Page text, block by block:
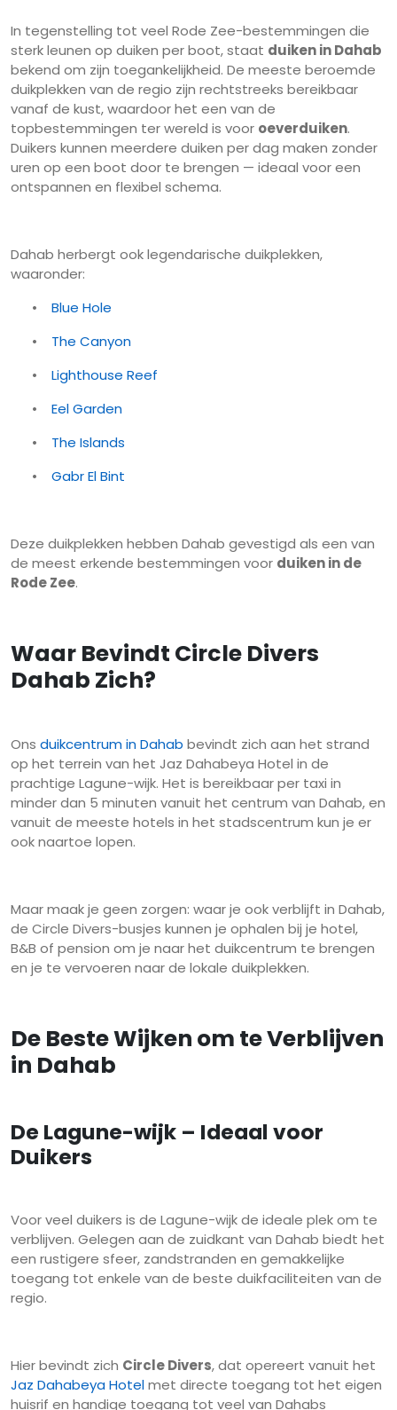
In tegenstelling tot veel Rode Zee-bestemmingen die
sterk leunen op duiken per boot, staat duiken in Dahab
bekend om zijn toegankelijkheid. De meeste beroemde
duikplekken van de regio zijn rechtstreeks bereikbaar
vanaf de kust, waardoor het een van de
topbestemmingen ter wereld is voor oeverduiken.
Duikers kunnen meerdere duiken per dag maken zonder
uren op een boot door te brengen — ideaal voor een
ontspannen en flexibel schema.
Dahab herbergt ook legendarische duikplekken,
waaronder:
•
Blue Hole
•
The Canyon
•
Lighthouse Reef
•
Eel Garden
•
The Islands
•
Gabr El Bint
Deze duikplekken hebben Dahab gevestigd als een van
de meest erkende bestemmingen voor duiken in de
Rode Zee.
Waar Bevindt Circle Divers
Dahab Zich?
Ons duikcentrum in Dahab bevindt zich aan het strand
op het terrein van het Jaz Dahabeya Hotel in de
prachtige Lagune-wijk. Het is bereikbaar per taxi in
minder dan 5 minuten vanuit het centrum van Dahab, en
vanuit de meeste hotels in het stadscentrum kun je er
ook naartoe lopen.
Maar maak je geen zorgen: waar je ook verblijft in Dahab,
de Circle Divers-busjes kunnen je ophalen bij je hotel,
B&B of pension om je naar het duikcentrum te brengen
en je te vervoeren naar de lokale duikplekken.
De Beste Wijken om te Verblijven
in Dahab
De Lagune-wijk – Ideaal voor
Duikers
Voor veel duikers is de Lagune-wijk de ideale plek om te
verblijven. Gelegen aan de zuidkant van Dahab biedt het
een rustigere sfeer, zandstranden en gemakkelijke
toegang tot enkele van de beste duikfaciliteiten van de
regio.
Hier bevindt zich Circle Divers, dat opereert vanuit het
Jaz Dahabeya Hotelmet directe toegang tot het eigen
huisrif en handige toegang tot veel van Dahabs